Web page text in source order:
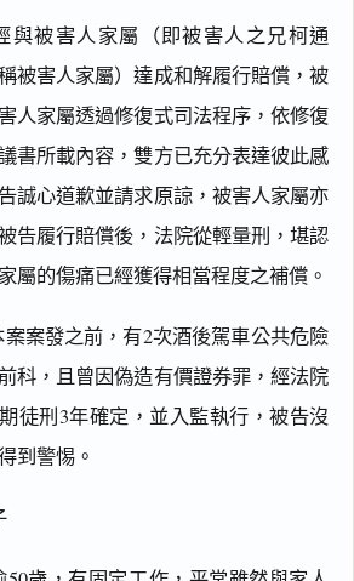
與被害人家屬（即被害人之兄柯通
被害人家屬）達成和解履行賠償，被
人家屬透過修復式司法程序，依修復
書所載內容，雙方已充分表達彼此感
誠心道歉並請求原諒，被害人家屬亦
告履行賠償後，法院從輕量刑，堪認
屬的傷痛已經獲得相當程度之補償。
案發之前，有2次酒後駕車公共危險
科，且曾因偽造有價證券罪，經法院
徒刑3年確定，並入監執行，被告沒
到警惕。